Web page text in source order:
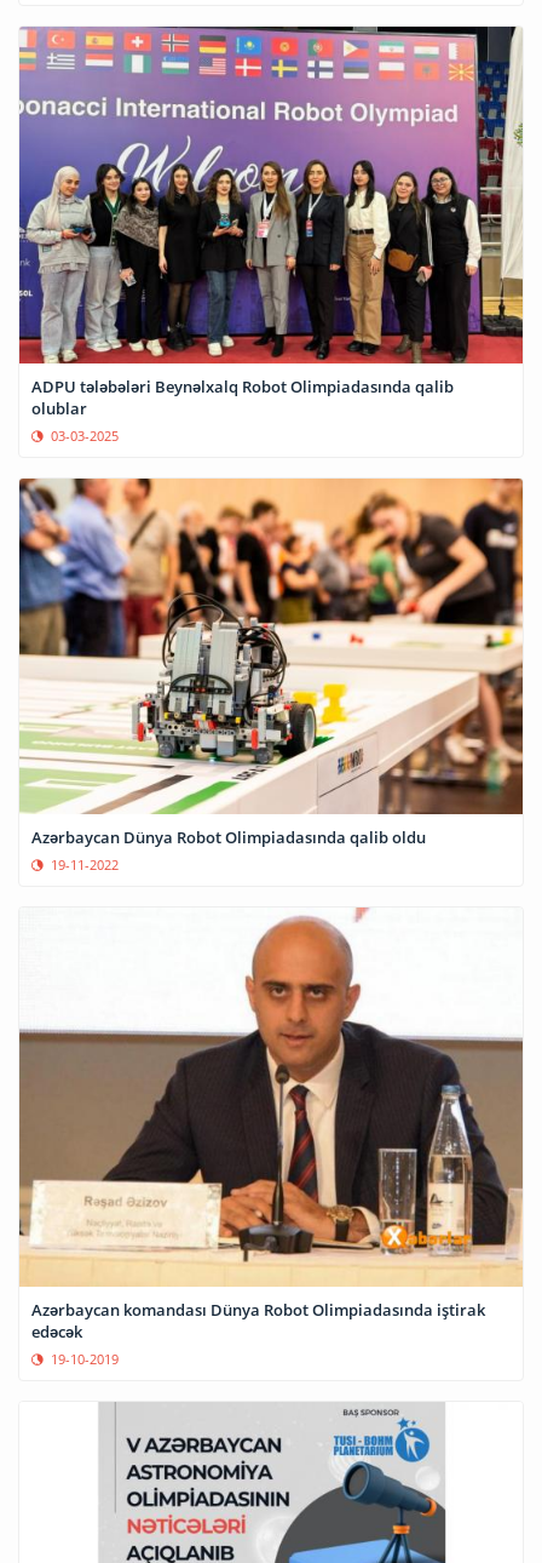
ADPU tələbələri Beynəlxalq Robot Olimpiadasında qalib
olublar
03-03-2025
Azərbaycan Dünya Robot Olimpiadasında qalib oldu
19-11-2022
Azərbaycan komandası Dünya Robot Olimpiadasında iştirak
edəcək
19-10-2019